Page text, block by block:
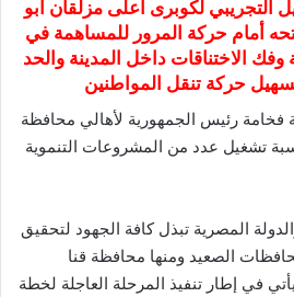
التجريبي لكوبرى أعلى مزلقان أبو
أمام حركة المرور للمساهمة في
وفك الاختناقات داخل المدينة والحد
حركة تنقل المواطنين
فخامة رئيس الجمهورية لأهالي محافظة
تشغيل عدد من المشروعات التنموية
المصرية تبذل كافة الجهود لتحقيق
الصعيد ومنها محافظة قنا
في إطار تنفيذ المرحلة العاجلة لخطة